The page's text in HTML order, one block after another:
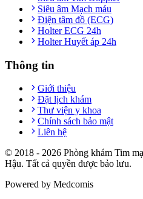
Siêu âm Mạch máu
Điện tâm đồ (ECG)
Holter ECG 24h
Holter Huyết áp 24h
Thông tin
Giới thiệu
Đặt lịch khám
Thư viện y khoa
Chính sách bảo mật
Liên hệ
© 2018 - 2026 Phòng khám Tim
Hậu. Tất cả quyền được bảo lưu.
Powered by Medcomis